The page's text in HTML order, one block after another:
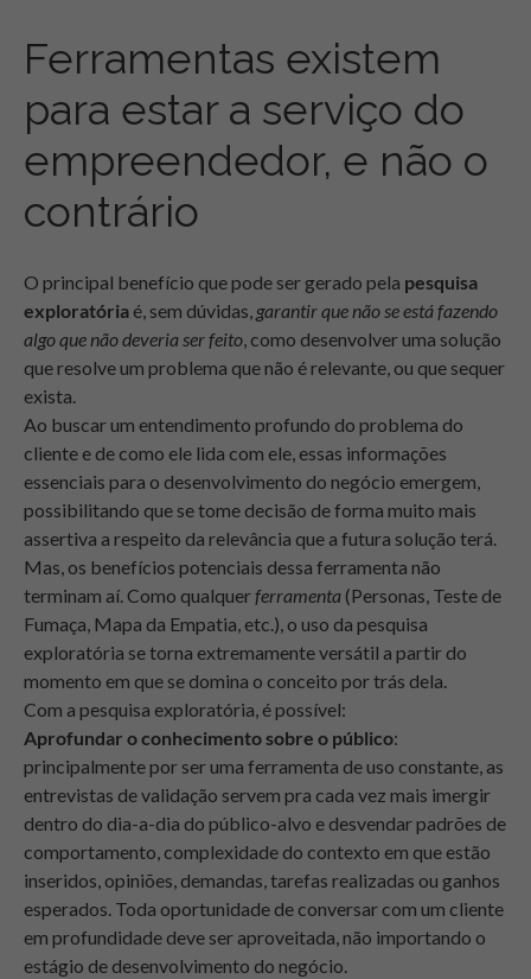
Ferramentas existem
para estar a serviço do
empreendedor, e não o
contrário
O principal benefício que pode ser gerado pela pesquisa
exploratória é, sem dúvidas, garantir que não se está fazendo
algo que não deveria ser feito, como desenvolver uma solução
que resolve um problema que não é relevante, ou que sequer
exista.
Ao buscar um entendimento profundo do problema do
cliente e de como ele lida com ele, essas informações
essenciais para o desenvolvimento do negócio emergem,
possibilitando que se tome decisão de forma muito mais
assertiva a respeito da relevância que a futura solução terá.
Mas, os benefícios potenciais dessa ferramenta não
terminam aí. Como qualquerferramenta(Personas, Teste de
Fumaça, Mapa da Empatia, etc.), o uso da pesquisa
exploratória se torna extremamente versátil a partir do
momento em que se domina o conceito por trás dela.
Com a pesquisa exploratória, é possível:
Aprofundar o conhecimento sobre o público:
principalmente por ser uma ferramenta de uso constante, as
entrevistas de validação servem pra cada vez mais imergir
dentro do dia-a-dia do público-alvo e desvendar padrões de
comportamento, complexidade do contexto em que estão
inseridos, opiniões, demandas, tarefas realizadas ou ganhos
esperados. Toda oportunidade de conversar com um cliente
em profundidade deve ser aproveitada, não importando o
estágio de desenvolvimento do negócio.